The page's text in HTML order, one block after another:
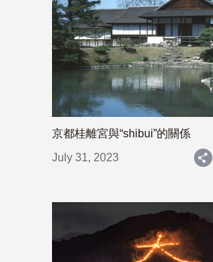
京都桂離宮與“shibui”的關係
July 31, 2023